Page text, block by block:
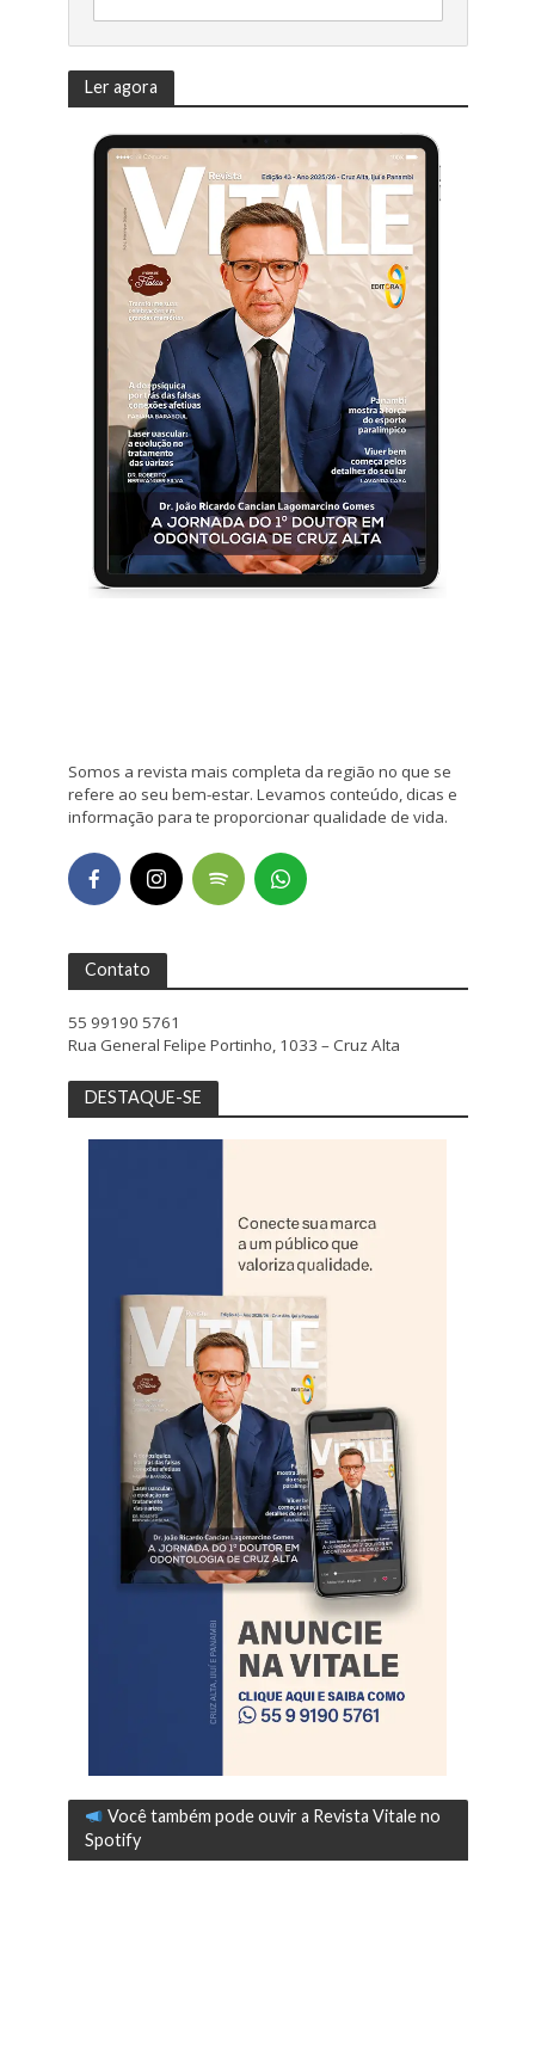
Ler agora
Somos a revista mais completa da região no que se
refere ao seu bem-estar. Levamos conteúdo, dicas e
informação para te proporcionar qualidade de vida.
Contato
55 99190 5761
Rua General Felipe Portinho, 1033 – Cruz Alta
DESTAQUE-SE
Você também pode ouvir a Revista Vitale no
Spotify